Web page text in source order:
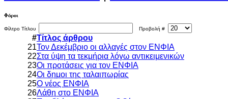
Φόροι
Φίλτρο Τίτλου Προβολή #
#Τίτλος άρθρου
21Τον Δεκέμβριο οι αλλαγές στον ΕΝΦΙΑ
22Στα ύψη τα τεκμήρια λόγω αντικειμενικών
23Οι προτάσεις για τον ΕΝΦΙΑ
24Οι δημοι της ταλαιπωρίας
25Ο νέος ΕΝΦΙΑ
26Λάθη στο ΕΝΦΙΑ